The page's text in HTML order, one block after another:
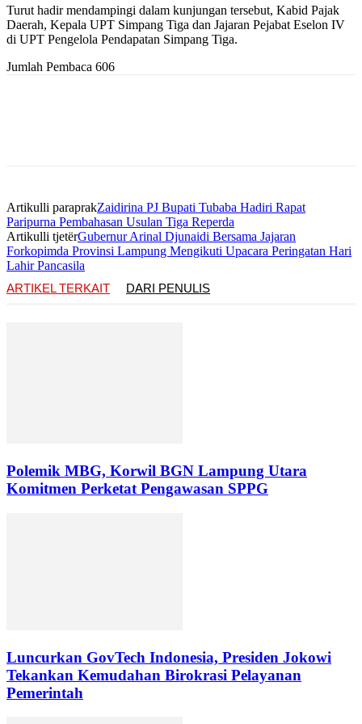
Turut hadir mendampingi dalam kunjungan tersebut, Kabid Pajak
Daerah, Kepala UPT Simpang Tiga dan Jajaran Pejabat Eselon IV
di UPT Pengelola Pendapatan Simpang Tiga.
Jumlah Pembaca 606
Artikulli paraprakZaidirina PJ Bupati Tubaba Hadiri Rapat
Paripurna Pembahasan Usulan Tiga Reperda
Artikulli tjetërGubernur Arinal Djunaidi Bersama Jajaran
Forkopimda Provinsi Lampung Mengikuti Upacara Peringatan Hari
Lahir Pancasila
ARTIKEL TERKAIT
DARI PENULIS
Polemik MBG, Korwil BGN Lampung Utara
Komitmen Perketat Pengawasan SPPG
Luncurkan GovTech Indonesia, Presiden Jokowi
Tekankan Kemudahan Birokrasi Pelayanan
Pemerintah